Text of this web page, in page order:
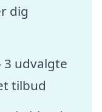
dig
3 udvalgte
tilbud